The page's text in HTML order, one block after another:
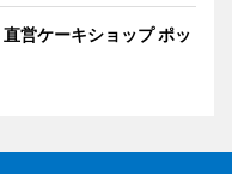
営ケーキショップ ポッ